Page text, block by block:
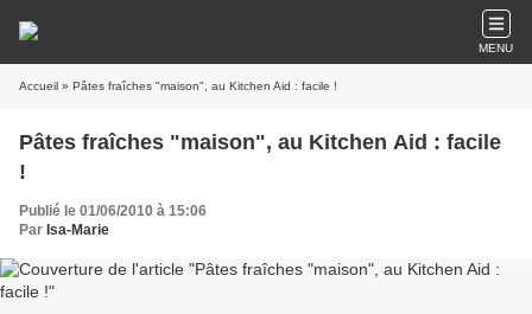
MENU
Accueil » Pâtes fraîches "maison", au Kitchen Aid : facile !
Pâtes fraîches "maison", au Kitchen Aid : facile
!
Publié le 01/06/2010 à 15:06
Par Isa-Marie